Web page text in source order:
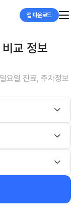
앱 다운로드
교 정보
요일 진료, 주차정보